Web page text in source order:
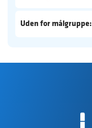
Uden for målgruppe: